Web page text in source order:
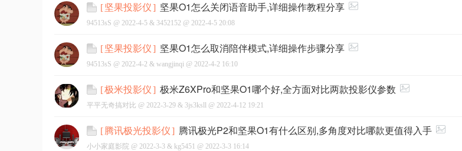
[坚果投影仪] 坚果O1怎么关闭语音助手,详细操作教程分享
94513sS @ 2022-4-5 & 3452152 @ 2022-4-5 20:08
[坚果投影仪] 坚果O1怎么取消陪伴模式,详细操作步骤分享
94513sS @ 2022-4-2 & wangjinqi @ 2022-4-2 16:10
[极米投影仪] 极米Z6XPro和坚果O1哪个好,全方面对比两款投影仪参数
平平无奇搞对比 @ 2022-3-29 & 3js3ksll @ 2022-4-12 19:21
[ 腾讯极光投影仪] 腾讯极光P2和坚果O1有什么区别,多角度对比哪款更值得入手
小小家庭影院 @ 2022-3-3 & kg5451 @ 2022-3-3 16:14